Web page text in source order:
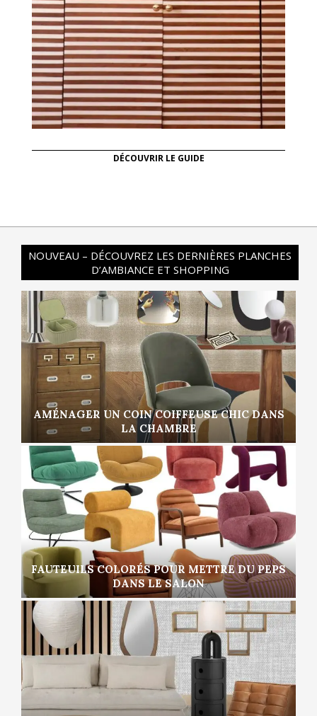
DÉCOUVRIR LE GUIDE
NOUVEAU – DÉCOUVREZ LES DERNIÈRES PLANCHES
D’AMBIANCE ET SHOPPING
AMÉNAGER UN COIN COIFFEUSE CHIC DANS
LA CHAMBRE
FAUTEUILS COLORÉS POUR METTRE DU PEPS
DANS LE SALON